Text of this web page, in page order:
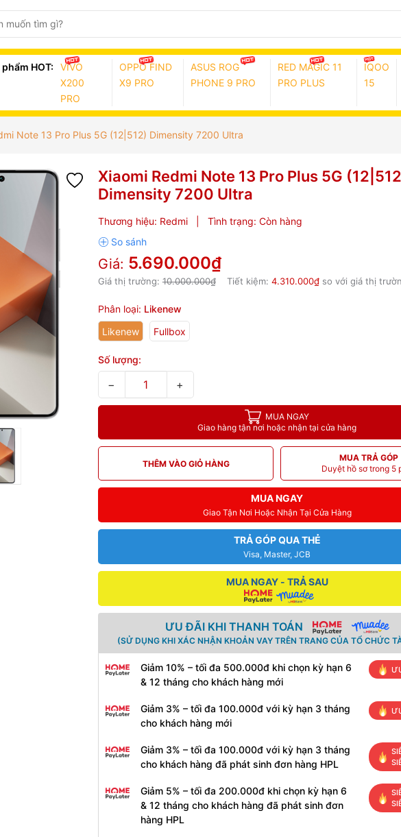
phẩm HOT:
VIVO
X200
PRO
OPPO FIND
X9 PRO
ASUS ROG
PHONE 9 PRO
RED MAGIC 11
PRO PLUS
IQOO
15
Note 13 Pro Plus 5G (12|512) Dimensity 7200 Ultra
Xiaomi Redmi Note 13 Pro Plus 5G
Dimensity 7200 Ultra
Thương hiệu: Redmi Tình trạng: Còn hàng
Giá: 5.690.000₫
Giá thị trường: 10.000.000₫ Tiết kiệm: 4.310.000₫so với giá thị
Phân loại: Likenew
Likenew
Fullbox
Số lượng:
− +
MUA NGAY
Giao hàng tận nơi hoặc nhận tại cửa hàng
THÊM VÀO GIỎ HÀNG
MUA TRẢ GÓP
Duyệt hồ sơ trong 5
MUA NGAY
Giao Tận Nơi Hoặc Nhận Tại Cửa Hàng
TRẢ GÓP QUA THẺ
Visa, Master, JCB
MUA NGAY - TRẢ SAU
ƯU ĐÃI KHI THANH TOÁN
(SỬ DỤNG KHI XÁC NHẬN KHOẢN VAY TRÊN TRANG CỦA TỔ CHỨC
Giảm 10% – tối đa 500.000đ khi chọn kỳ hạn 6
& 12 tháng cho khách hàng mới
Giảm 3% – tối đa 100.000đ với kỳ hạn 3 tháng
cho khách hàng mới
Giảm 3% – tối đa 100.000đ với kỳ hạn 3 tháng
cho khách hàng đã phát sinh đơn hàng HPL
Giảm 5% – tối đa 200.000đ khi chọn kỳ hạn 6
& 12 tháng cho khách hàng đã phát sinh đơn
hàng HPL